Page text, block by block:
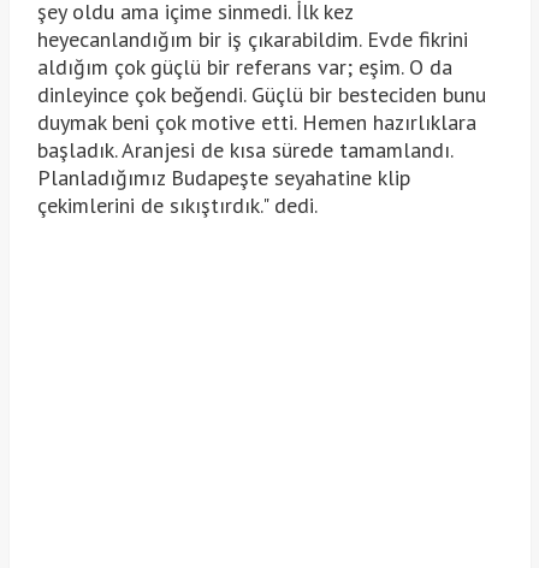
şey oldu ama içime sinmedi. İlk kez
heyecanlandığım bir iş çıkarabildim. Evde fikrini
aldığım çok güçlü bir referans var; eşim. O da
dinleyince çok beğendi. Güçlü bir besteciden bunu
duymak beni çok motive etti. Hemen hazırlıklara
başladık. Aranjesi de kısa sürede tamamlandı.
Planladığımız Budapeşte seyahatine klip
çekimlerini de sıkıştırdık." dedi.